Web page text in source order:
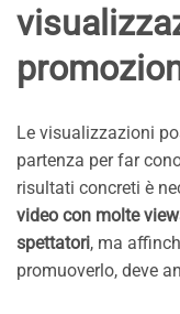
Le visualizzazioni
partenza per far
risultati concreti è
video con molte
spettatori, ma
promuoverlo, deve